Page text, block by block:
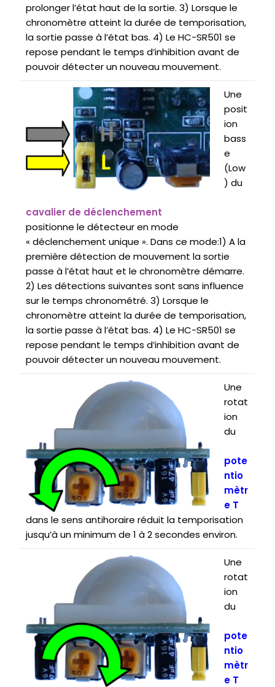
prolonger l’état haut de la sortie. 3) Lorsque le
chronomètre atteint la durée de temporisation,
la sortie passe à l’état bas. 4) Le HC-SR501 se
repose pendant le temps d’inhibition avant de
pouvoir détecter un nouveau mouvement.
Une
posit
ion
bass
e
(Low
) du
cavalier de déclenchement
positionne le détecteur en mode
« déclenchement unique ». Dans ce mode:1) A la
première détection de mouvement la sortie
passe à l’état haut et le chronomètre démarre.
2) Les détections suivantes sont sans influence
sur le temps chronométré. 3) Lorsque le
chronomètre atteint la durée de temporisation,
la sortie passe à l’état bas. 4) Le HC-SR501 se
repose pendant le temps d’inhibition avant de
pouvoir détecter un nouveau mouvement.
Une
rotat
ion
du
pote
ntio
mètr
e T
dans le sens antihoraire réduit la temporisation
jusqu’à un minimum de 1 à 2 secondes environ.
Une
rotat
ion
du
pote
ntio
mètr
e T